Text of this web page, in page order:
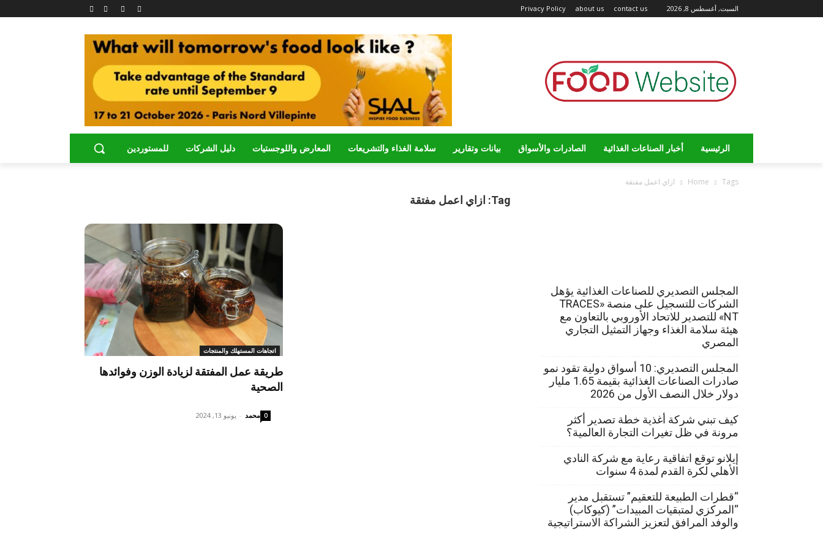
السبت, أغسطس 8, 2026 Privacy Policy about us contact us
الرئيسية أخبار الصناعات الغذائية الصادرات والأسواق بيانات وتقارير سلامة الغذاء والتشريعات المعارض واللوجستيات دليل الشركات للمستوردين
Home Tags ازاي اعمل مفتقة
Tag: ازاي اعمل مفتقة
اتجاهات المستهلك والمنتجات
طريقة عمل المفتقة لزيادة الوزن وفوائدها
الصحية
محمد - يونيو 13, 2024 0
المجلس التصديري للصناعات الغذائية يؤهل
الشركات للتسجيل على منصة «TRACES
NT» للتصدير للاتحاد الأوروبي بالتعاون مع
هيئة سلامة الغذاء وجهاز التمثيل التجاري
المصري
المجلس التصديري: 10 أسواق دولية تقود نمو
صادرات الصناعات الغذائية بقيمة 1.65 مليار
دولار خلال النصف الأول من 2026
كيف تبني شركة أغذية خطة تصدير أكثر
مرونة في ظل تغيرات التجارة العالمية؟
إيلانو توقع اتفاقية رعاية مع شركة النادي
الأهلي لكرة القدم لمدة 4 سنوات
“قطرات الطبيعة للتعقيم” تستقبل مدير
“المركزي لمتبقيات المبيدات” (كيوكاب)
والوفد المرافق لتعزيز الشراكة الاستراتيجية